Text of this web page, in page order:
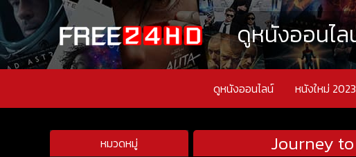
ดูหนังออนไล
ดูหนังออนไลน์ หนังใหม่ 2023
หมวดหมู่ Journey